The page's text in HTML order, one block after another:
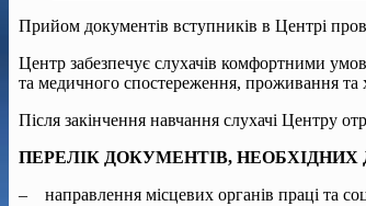
Прийом документів вступників в Центрі
Центр забезпечує слухачів комфортними
та медичного спостереження, проживання та
Після закінчення навчання слухачі Центру
ПЕРЕЛІК ДОКУМЕНТІВ, НЕОБХІДНИХ
– направлення місцевих органів праці та